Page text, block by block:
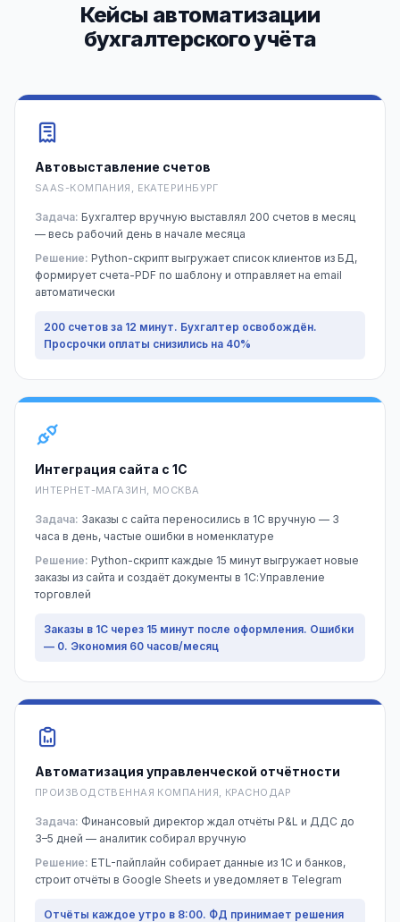
Кейсы автоматизации
бухгалтерского учёта
Автовыставление счетов
SAAS-КОМПАНИЯ, ЕКАТЕРИНБУРГ
Задача: Бухгалтер вручную выставлял 200 счетов в месяц
— весь рабочий день в начале месяца
Решение: Python-скрипт выгружает список клиентов из БД,
формирует счета-PDF по шаблону и отправляет на email
автоматически
200 счетов за 12 минут. Бухгалтер освобождён.
Просрочки оплаты снизились на 40%
Интеграция сайта с 1С
ИНТЕРНЕТ-МАГАЗИН, МОСКВА
Задача: Заказы с сайта переносились в 1С вручную — 3
часа в день, частые ошибки в номенклатуре
Решение: Python-скрипт каждые 15 минут выгружает новые
заказы из сайта и создаёт документы в 1С:Управление
торговлей
Заказы в 1С через 15 минут после оформления. Ошибки
— 0. Экономия 60 часов/месяц
Автоматизация управленческой отчётности
ПРОИЗВОДСТВЕННАЯ КОМПАНИЯ, КРАСНОДАР
Задача: Финансовый директор ждал отчёты P&L и ДДС до
3–5 дней — аналитик собирал вручную
Решение: ETL-пайплайн собирает данные из 1С и банков,
строит отчёты в Google Sheets и уведомляет в Telegram
Отчёты каждое утро в 8:00. ФД принимает решения